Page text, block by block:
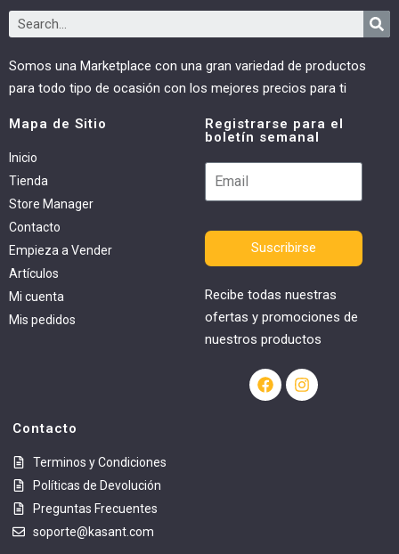
Somos una Marketplace con una gran variedad de productos
para todo tipo de ocasión con los mejores precios para ti
Mapa de Sitio
Inicio
Tienda
Store Manager
Contacto
Empieza a Vender
Artículos
Mi cuenta
Mis pedidos
Registrarse para el
boletín semanal
Suscribirse
Recibe todas nuestras
ofertas y promociones de
nuestros productos
Contacto
Terminos y Condiciones
Políticas de Devolución
Preguntas Frecuentes
soporte@kasant.com